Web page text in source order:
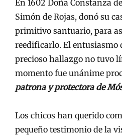
En 1602 Doña Constanza
Simón de Rojas, donó su
primitivo santuario, para
reedificarlo. El entusiasmo
precioso hallazgo no tuvo
momento fue unánime
patrona y protectora de
Los chicos han querido
pequeño testimonio de la